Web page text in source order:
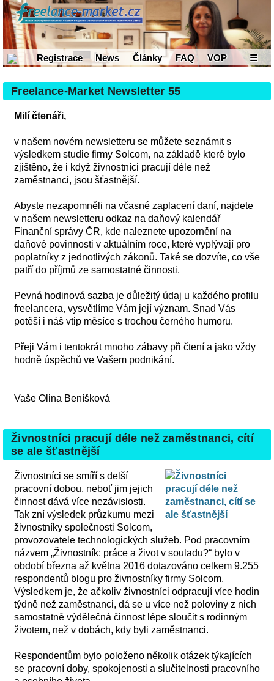
Registrace News Články FAQ VOP ☰
Freelance-Market Newsletter 55
Milí čtenáři,
v našem novém newsletteru se můžete seznámit s
výsledkem studie firmy Solcom, na základě které bylo
zjištěno, že i když živnostníci pracují déle než
zaměstnanci, jsou šťastnější.
Abyste nezapomněli na včasné zaplacení daní, najdete
v našem newsletteru odkaz na daňový kalendář
Finanční správy ČR, kde naleznete upozornění na
daňové povinnosti v aktuálním roce, které vyplývají pro
poplatníky z jednotlivých zákonů. Také se dozvíte, co vše
patří do příjmů ze samostatné činnosti.
Pevná hodinová sazba je důležitý údaj u každého profilu
freelancera, vysvětlíme Vám její význam. Snad Vás
potěší i náš vtip měsíce s trochou černého humoru.
Přeji Vám i tentokrát mnoho zábavy při čtení a jako vždy
hodně úspěchů ve Vašem podnikání.
Vaše Olina Beníšková
Živnostníci pracují déle než zaměstnanci, cítí
se ale šťastnější
Živnostníci se smíří s delší
pracovní dobou, neboť jim jejich
činnost dává více nezávislosti.
Tak zní výsledek průzkumu mezi
živnostníky společnosti Solcom,
provozovatele technologických služeb. Pod pracovním
názvem „Živnostník: práce a život v souladu?“ bylo v
období března až května 2016 dotazováno celkem 9.255
respondentů blogu pro živnostníky firmy Solcom.
Výsledkem je, že ačkoliv živnostníci odpracují více hodin
týdně než zaměstnanci, dá se u více než poloviny z nich
samostatně výdělečná činnost lépe sloučit s rodinným
životem, než v dobách, kdy byli zaměstnanci.
Respondentům bylo položeno několik otázek týkajících
se pracovní doby, spokojenosti a slučitelnosti pracovního